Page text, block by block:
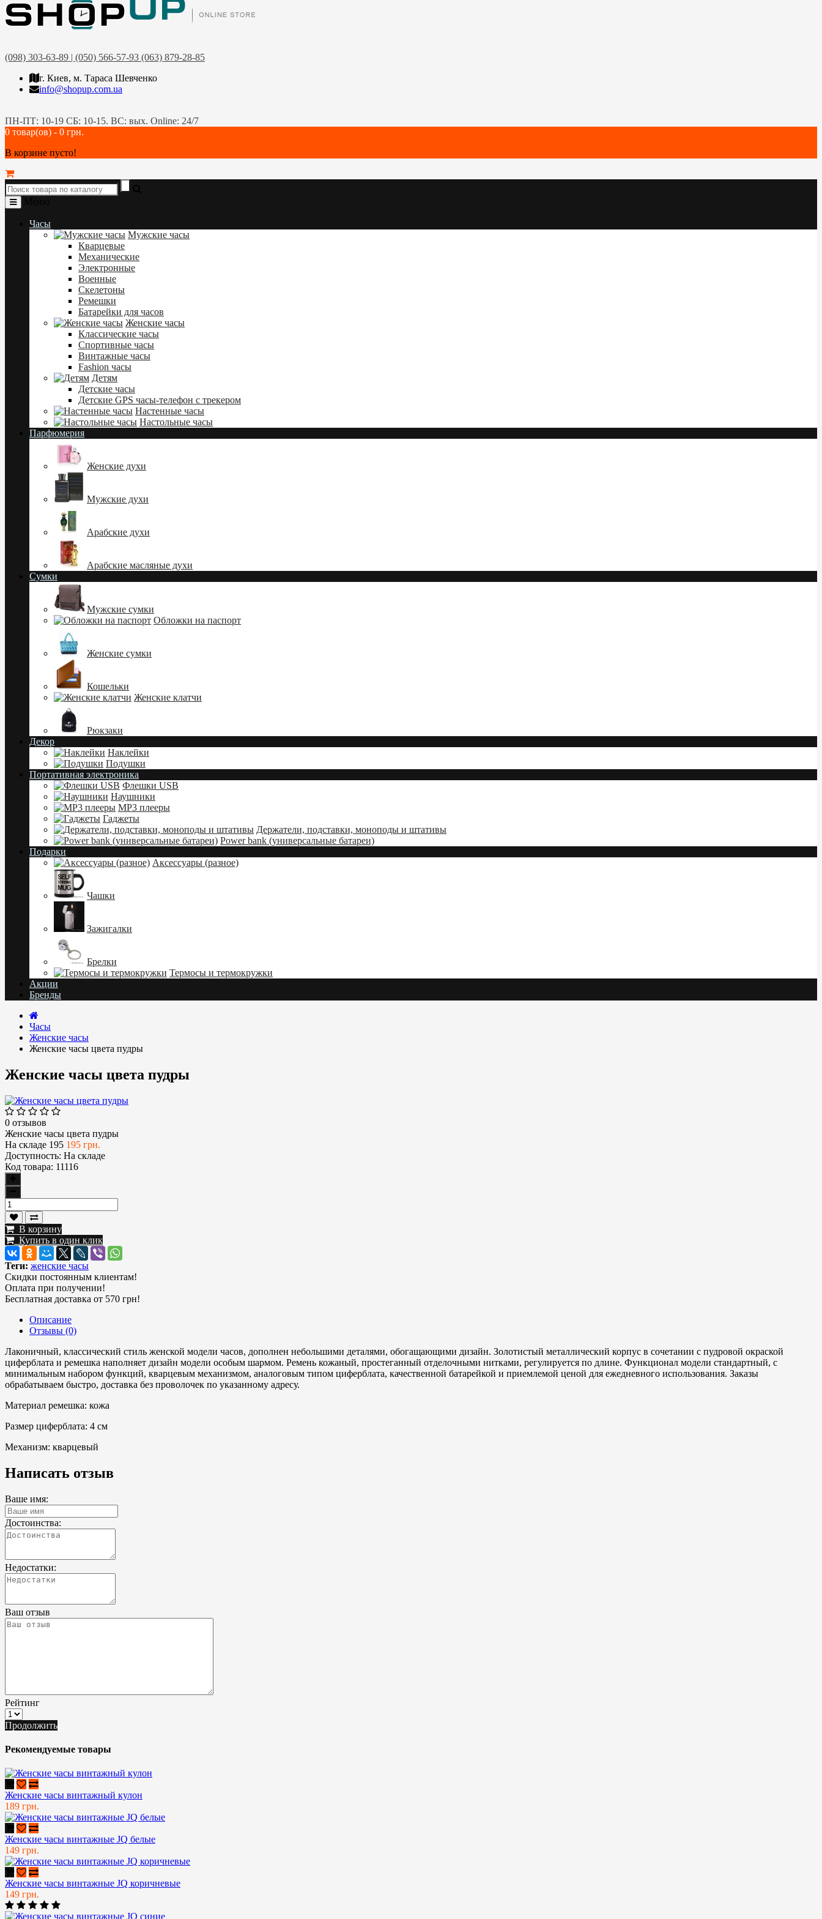
(098) 303-63-89 | (050) 566-57-93 (063) 879-28-85
г. Киев, м. Тараса Шевченко
info@shopup.com.ua
ПН-ПТ: 10-19 СБ: 10-15. ВС: вых. Online: 24/7
0 товар(ов) - 0 грн.
В корзине пусто!
Часы
Мужские часы
Кварцевые
Механические
Электронные
Военные
Скелетоны
Ремешки
Батарейки для часов
Женские часы
Классические часы
Спортивные часы
Винтажные часы
Fashion часы
Детям
Детские часы
Детские GPS часы-телефон с трекером
Настенные часы
Настольные часы
Парфюмерия
Женские духи
Мужские духи
Арабские духи
Арабские масляные духи
Сумки
Мужские сумки
Обложки на паспорт
Женские сумки
Кошельки
Женские клатчи
Рюкзаки
Декор
Наклейки
Подушки
Портативная электроника
Флешки USB
Наушники
MP3 плееры
Гаджеты
Держатели, подставки, моноподы и штативы
Power bank (универсальные батареи)
Подарки
Аксессуары (разное)
Чашки
Зажигалки
Брелки
Термосы и термокружки
Акции
Бренды
Часы
Женские часы
Женские часы цвета пудры
Женские часы цвета пудры
0 отзывов
Женские часы цвета пудры
На складе 195 195 грн.
Доступность: На складе
Код товара: 11116
В корзину
Купить в один клик
Теги: женские часы
Скидки постоянным клиентам!
Оплата при получении!
Бесплатная доставка от 570 грн!
Описание
Отзывы (0)
Лаконичный, классический стиль женской модели часов, дополнен небольшими деталями, обогащающими дизайн. Золотистый металлический корпус в сочетании с пудровой окраской
циферблата и ремешка наполняет дизайн модели особым шармом. Ремень кожаный, простеганный отделочными нитками, регулируется по длине. Функционал модели стандартный, с
минимальным набором функций, кварцевым механизмом, аналоговым типом циферблата, качественной батарейкой и приемлемой ценой для ежедневного использования. Заказы
обрабатываем быстро, доставка без проволочек по указанному адресу.
Материал ремешка: кожа
Размер циферблата: 4 см
Механизм: кварцевый
Написать отзыв
Ваше имя:
Достоинства:
Недостатки:
Ваш отзыв
Рейтинг
Продолжить
Рекомендуемые товары
Женские часы винтажный кулон
189 грн.
Женские часы винтажные JQ белые
149 грн.
Женские часы винтажные JQ коричневые
149 грн.